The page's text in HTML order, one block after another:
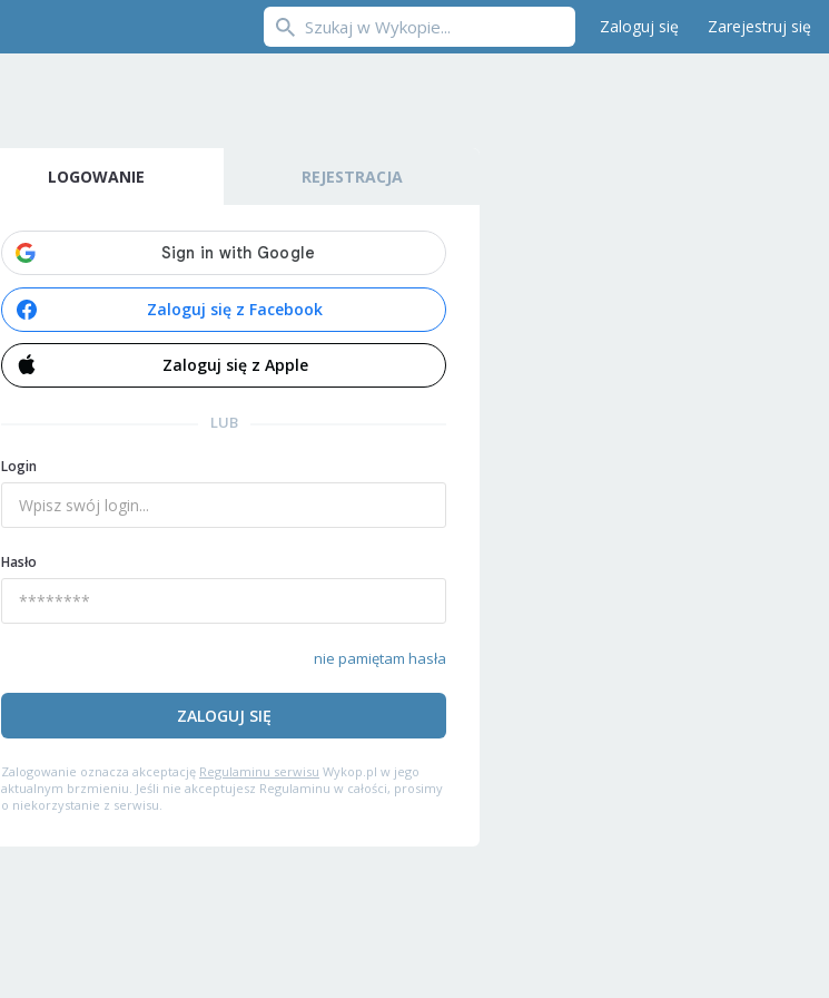
Zaloguj się Zarejestruj się
LOGOWANIE REJESTRACJA
Zaloguj się z Facebook
Zaloguj się z Apple
LUB
Login
Hasło
nie pamiętam hasła
ZALOGUJ SIĘ
Zalogowanie oznacza akceptację Regulaminu serwisu Wykop.pl w jego
aktualnym brzmieniu. Jeśli nie akceptujesz Regulaminu w całości, prosimy
o niekorzystanie z serwisu.